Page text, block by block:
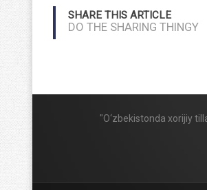
SHARE THIS ARTICLE
DO THE SHARING THINGY
"O‘zbekistonda xorijiy